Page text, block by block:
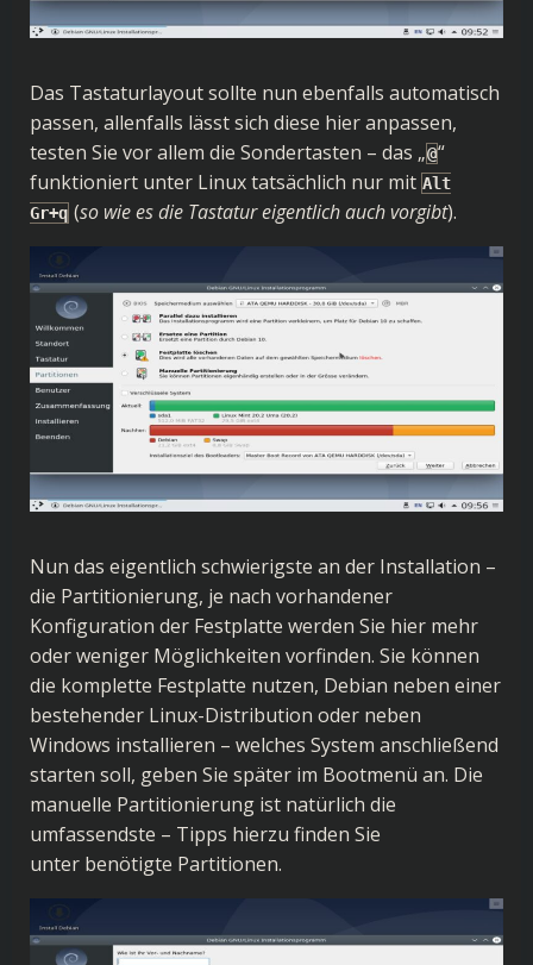
Das Tastaturlayout sollte nun ebenfalls automatisch
passen, allenfalls lässt sich diese hier anpassen,
testen Sie vor allem die Sondertasten – das „@“
funktioniert unter Linux tatsächlich nur mit Alt
Gr+q (so wie es die Tastatur eigentlich auch vorgibt).
Nun das eigentlich schwierigste an der Installation –
die Partitionierung, je nach vorhandener
Konfiguration der Festplatte werden Sie hier mehr
oder weniger Möglichkeiten vorfinden. Sie können
die komplette Festplatte nutzen, Debian neben einer
bestehender Linux-Distribution oder neben
Windows installieren – welches System anschließend
starten soll, geben Sie später im Bootmenü an. Die
manuelle Partitionierung ist natürlich die
umfassendste – Tipps hierzu finden Sie
unter benötigte Partitionen.